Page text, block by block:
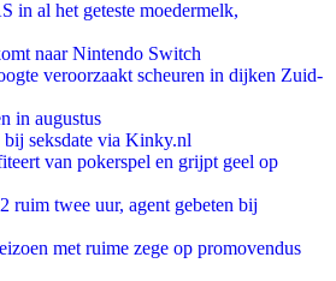
in al het geteste moedermelk,
naar Nintendo Switch
veroorzaakt scheuren in dijken Zuid-
in augustus
bij seksdate via Kinky.nl
van pokerspel en grijpt geel op
ruim twee uur, agent gebeten bij
met ruime zege op promovendus